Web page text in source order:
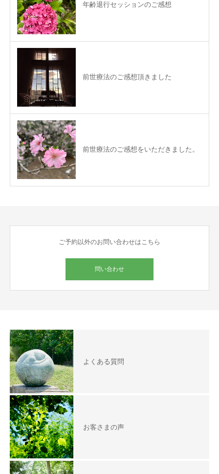
年齢退行セッションのご感想
前世療法のご感想頂きました
前世療法のご感想をいただきました。
ご予約以外のお問い合わせはこちら
問い合わせ
よくある質問
お客さまの声